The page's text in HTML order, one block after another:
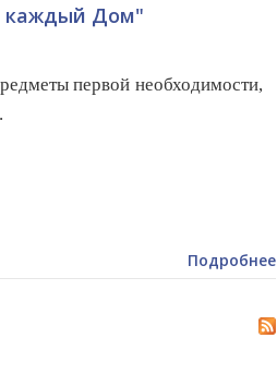
каждый Дом"
первой необходимости,
Подробнее